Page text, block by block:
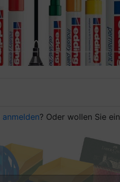
anmelden? Oder wollen Sie ein